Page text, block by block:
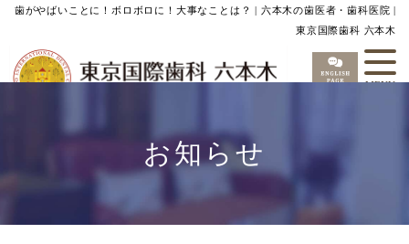
歯がやばいことに！ボロボロに！大事なことは？ | 六本木の歯医者・歯科医院 |
東京国際歯科 六本木
お知らせ